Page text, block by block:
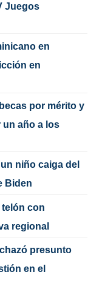
Juegos
en
en
por mérito y
un año a los
niño caiga del
Biden
telón con
regional
presunto
en el